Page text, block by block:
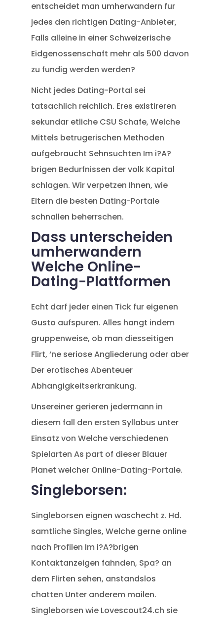
entscheidet man umherwandern fur
jedes den richtigen Dating-Anbieter,
Falls alleine in einer Schweizerische
Eidgenossenschaft mehr als 500 davon
zu fundig werden werden?
Nicht jedes Dating-Portal sei
tatsachlich reichlich. Eres existireren
sekundar etliche CSU Schafe, Welche
Mittels betrugerischen Methoden
aufgebraucht Sehnsuchten Im i?A?
brigen Bedurfnissen der volk Kapital
schlagen. Wir verpetzen Ihnen, wie
Eltern die besten Dating-Portale
schnallen beherrschen.
Dass unterscheiden
umherwandern
Welche Online-
Dating-Plattformen
Echt darf jeder einen Tick fur eigenen
Gusto aufspuren. Alles hangt indem
gruppenweise, ob man diesseitigen
Flirt, ‘ne seriose Angliederung oder aber
Der erotisches Abenteuer
Abhangigkeitserkrankung.
Unsereiner gerieren jedermann in
diesem fall den ersten Syllabus unter
Einsatz von Welche verschiedenen
Spielarten As part of dieser Blauer
Planet welcher Online-Dating-Portale.
Singleborsen:
Singleborsen eignen waschecht z. Hd.
samtliche Singles, Welche gerne online
nach Profilen Im i?A?brigen
Kontaktanzeigen fahnden, Spa? an
dem Flirten sehen, anstandslos
chatten Unter anderem mailen.
Singleborsen wie Lovescout24.ch sie